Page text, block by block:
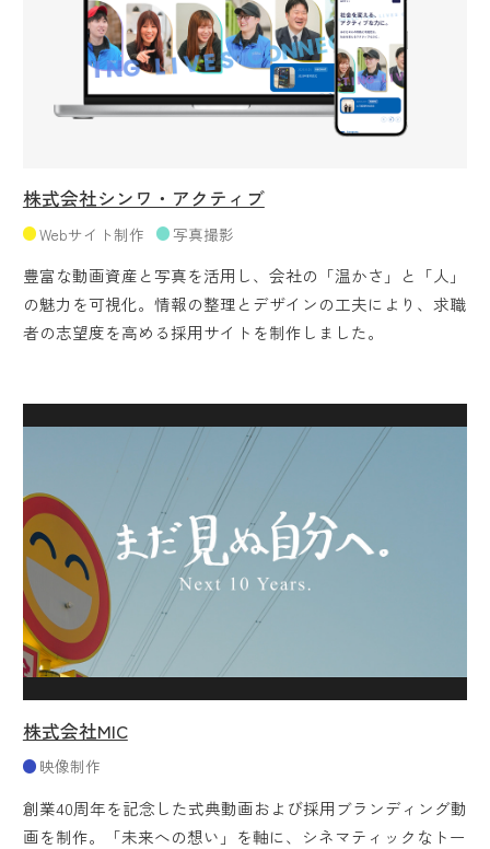
株式会社シンワ・アクティブ
Webサイト制作 写真撮影
豊富な動画資産と写真を活用し、会社の「温かさ」と「人」
の魅力を可視化。情報の整理とデザインの工夫により、求職
者の志望度を高める採用サイトを制作しました。
株式会社MIC
映像制作
創業40周年を記念した式典動画および採用ブランディング動
画を制作。「未来への想い」を軸に、シネマティックなトー